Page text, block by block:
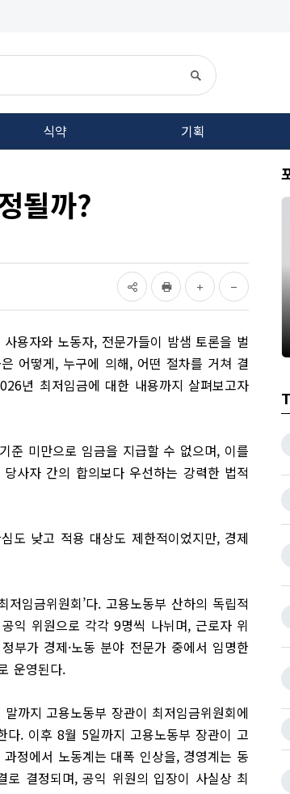
식약 기획
될까?
용자와 노동자, 전문가들이 밤샘 토론을 벌
어떻게, 누구에 의해, 어떤 절차를 거쳐 결
년 최저임금에 대한 내용까지 살펴보고자
준 미만으로 임금을 지급할 수 없으며, 이를
사자 간의 합의보다 우선하는 강력한 법적
도 낮고 적용 대상도 제한적이었지만, 경제
임금위원회’다. 고용노동부 산하의 독립적
익 위원으로 각각 9명씩 나뉘며, 근로자 위
부가 경제·노동 분야 전문가 중에서 임명한
운영된다.
까지 고용노동부 장관이 최저임금위원회에
. 이후 8월 5일까지 고용노동부 장관이 고
정에서 노동계는 대폭 인상을, 경영계는 동
결정되며, 공익 위원의 입장이 사실상 최